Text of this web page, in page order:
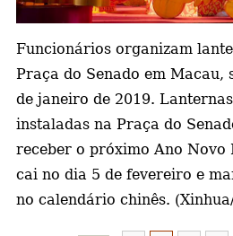
Funcionários organizam
Praça do Senado em Macau,
de janeiro de 2019.
instaladas na Praça do
receber o próximo Ano Novo
cai no dia 5 de fevereiro e
no calendário chinês.